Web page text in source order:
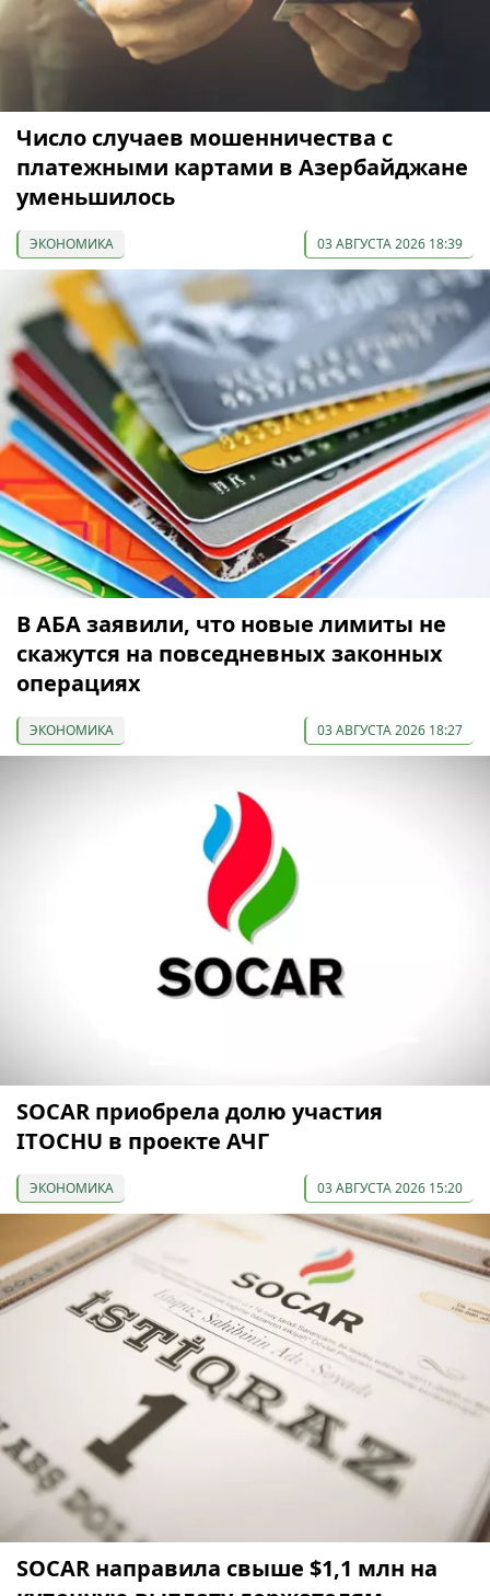
Число случаев мошенничества с
платежными картами в Азербайджане
уменьшилось
ЭКОНОМИКА 03 АВГУСТА 2026 18:39
В АБА заявили, что новые лимиты не
скажутся на повседневных законных
операциях
ЭКОНОМИКА 03 АВГУСТА 2026 18:27
SOCAR приобрела долю участия
ITOCHU в проекте АЧГ
ЭКОНОМИКА 03 АВГУСТА 2026 15:20
SOCAR направила свыше $1,1 млн на